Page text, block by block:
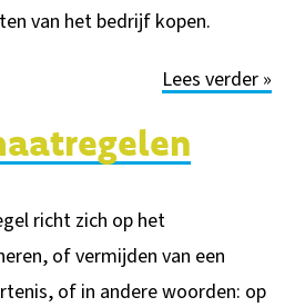
van het bedrijf kopen.
Lees verder »
richt zich op het
of vermijden van een
of in andere woorden: op